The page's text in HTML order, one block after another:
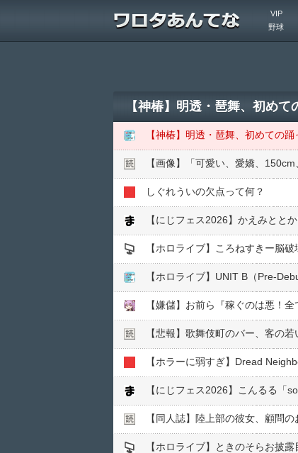
VIP
野球
【神椿】明透・琶舞、初めて
【神椿】明透・琶舞、初めての
【画像】「可愛い、愛嬌、
しぐれういの欠点って何？
【にじフェス2026】かえみとと
【ホロライブ】ころねすきー脳破
【嫌儲】お前ら『稼ぐのは悪！
【悲報】歌舞伎町のバー、客の
【ホラーに弱すぎ】Dread
【にじフェス2026】こんるる「
【同人誌】陸上部の彼女、顧問
【ホロライブ】ときのそらお披